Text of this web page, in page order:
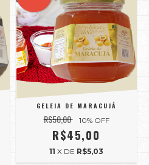
GELEIA DE MARACUJÁ
R$50,00 10% OFF
R$45,00
11 X DE R$5,03